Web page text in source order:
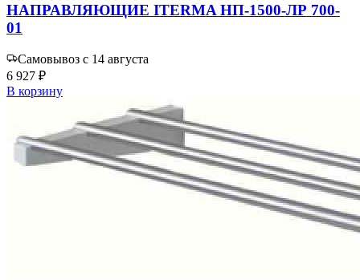
НАПРАВЛЯЮЩИЕ ITERMA НП-1500-ЛР 700-
01
Самовывоз с 14 августа
6 927 ₽
В корзину